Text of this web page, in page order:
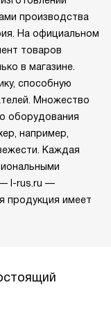
производства
На официальном
товаров
в магазине.
способную
Множество
оборудования
например,
Каждая
l-rus.ru —
продукция имеет